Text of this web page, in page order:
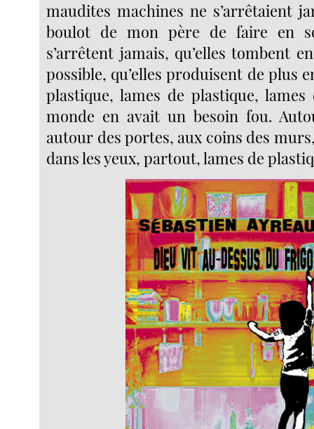
maudites machines ne s’arrêtaient
boulot de mon père de faire en
s’arrêtent jamais, qu’elles tombent
possible, qu’elles produisent de plus
plastique, lames de plastique,
monde en avait un besoin fou.
autour des portes, aux coins des
dans les yeux, partout, lames de